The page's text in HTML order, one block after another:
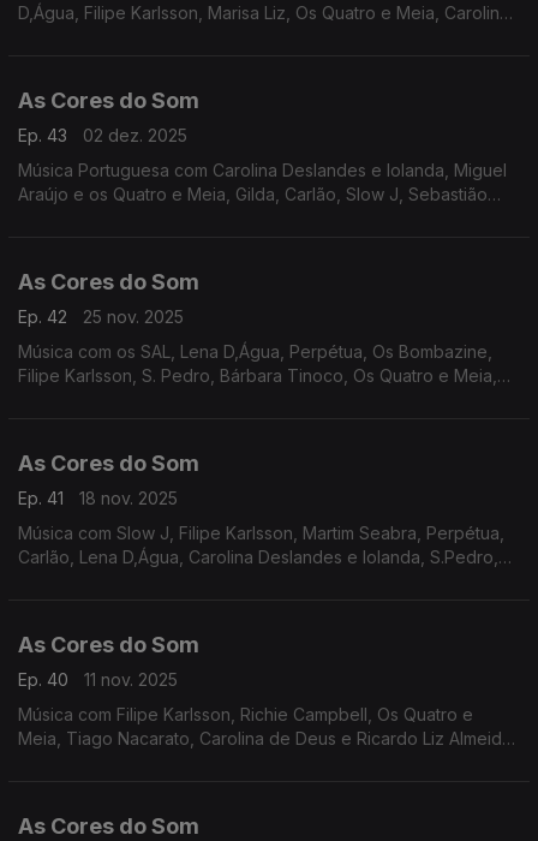
D,Água, Filipe Karlsson, Marisa Liz, Os Quatro e Meia, Carolina
As Cores do Som
Ep. 43
02 dez. 2025
Música Portuguesa com Carolina Deslandes e Iolanda, Miguel
Araújo e os Quatro e Meia, Gilda, Carlão, Slow J, Sebastião
As Cores do Som
Ep. 42
25 nov. 2025
Música com os SAL, Lena D,Água, Perpétua, Os Bombazine,
Filipe Karlsson, S. Pedro, Bárbara Tinoco, Os Quatro e Meia,
As Cores do Som
Ep. 41
18 nov. 2025
Música com Slow J, Filipe Karlsson, Martim Seabra, Perpétua,
Carlão, Lena D,Água, Carolina Deslandes e Iolanda, S.Pedro,
As Cores do Som
Ep. 40
11 nov. 2025
Música com Filipe Karlsson, Richie Campbell, Os Quatro e
Meia, Tiago Nacarato, Carolina de Deus e Ricardo Liz Almeida,
As Cores do Som